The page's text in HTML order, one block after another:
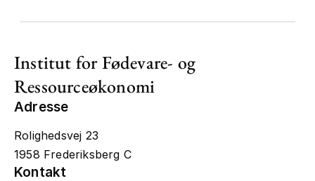
Institut for Fødevare- og
Ressourceøkonomi
Adresse
Rolighedsvej 23
1958 Frederiksberg C
Kontakt